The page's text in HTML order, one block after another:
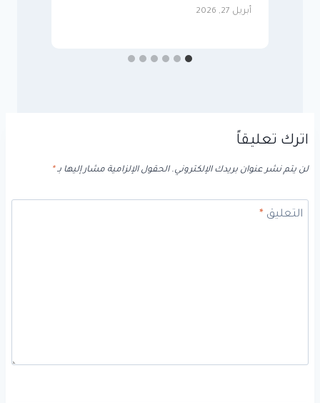
أبريل 27, 2026
اترك تعليقاً
لن يتم نشر عنوان بريدك الإلكتروني. الحقول الإلزامية مشار إليها بـ*
التعليق*